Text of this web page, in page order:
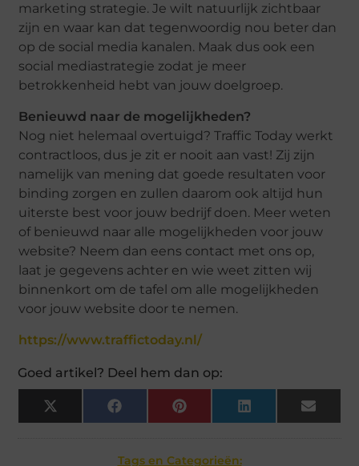
marketing strategie. Je wilt natuurlijk zichtbaar
zijn en waar kan dat tegenwoordig nou beter dan
op de social media kanalen. Maak dus ook een
social mediastrategie zodat je meer
betrokkenheid hebt van jouw doelgroep.
Benieuwd naar de mogelijkheden?
Nog niet helemaal overtuigd? Traffic Today werkt
contractloos, dus je zit er nooit aan vast! Zij zijn
namelijk van mening dat goede resultaten voor
binding zorgen en zullen daarom ook altijd hun
uiterste best voor jouw bedrijf doen. Meer weten
of benieuwd naar alle mogelijkheden voor jouw
website? Neem dan eens contact met ons op,
laat je gegevens achter en wie weet zitten wij
binnenkort om de tafel om alle mogelijkheden
voor jouw website door te nemen.
https://www.traffictoday.nl/
Goed artikel? Deel hem dan op:
X
(Twitter)
Facebook Pinterest LinkedIn Email
Tags en Categorieën: